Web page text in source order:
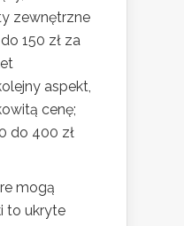
zewnętrzne
150 zł za
aspekt,
cenę;
do 400 zł
mogą
to ukryte